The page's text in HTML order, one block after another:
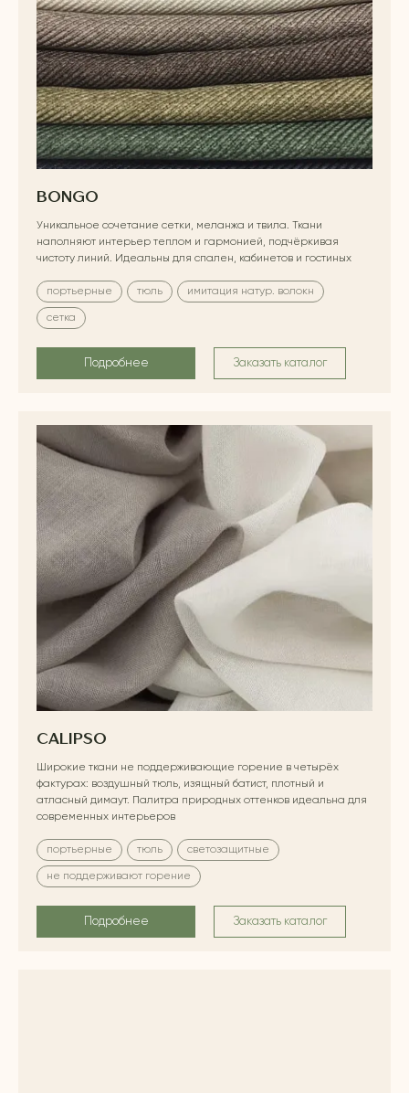
BONGO
Уникальное сочетание сетки, меланжа и твила. Ткани
наполняют интерьер теплом и гармонией, подчёркивая
чистоту линий. Идеальны для спален, кабинетов и гостиных
портьерные тюль имитация натур. волокн
сетка
Подробнее Заказать каталог
CALIPSO
Широкие ткани не поддерживающие горение в четырёх
фактурах: воздушный тюль, изящный батист, плотный и
атласный димаут. Палитра природных оттенков идеальна для
современных интерьеров
портьерные тюль светозащитные
не поддерживают горение
Подробнее Заказать каталог